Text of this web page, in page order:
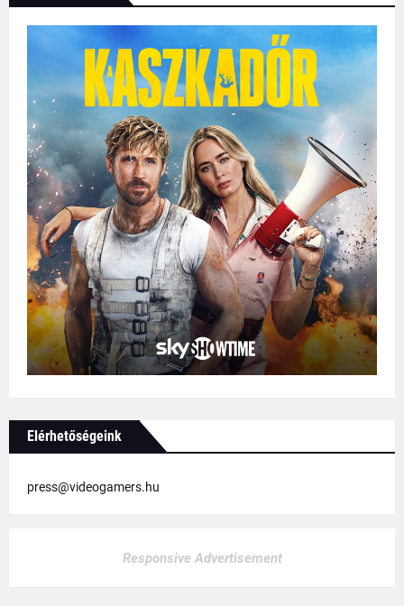
Elérhetőségeink
press@videogamers.hu
Responsive Advertisement